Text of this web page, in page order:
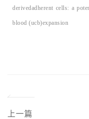
derivedadherent cells: a
blood (ucb)expansion
上一篇